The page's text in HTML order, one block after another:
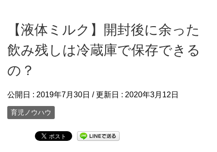
【液体ミルク】開封後に余った
飲み残しは冷蔵庫で保存できる
の？
公開日 : 2019年7月30日 / 更新日 : 2020年3月12日
育児ノウハウ